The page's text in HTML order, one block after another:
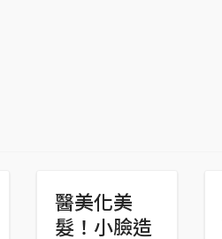
想要補色回去，卻產生失誤該如何補救!?
醫美化美
髮！小臉造